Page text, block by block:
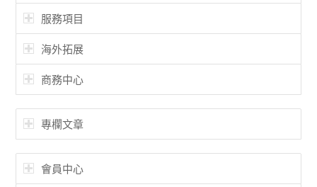
服務項目
海外拓展
商務中心
專欄文章
會員中心